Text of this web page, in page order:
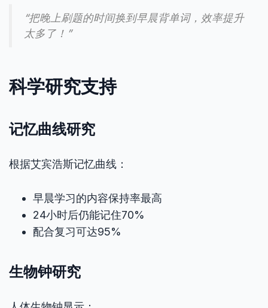
“把晚上刷题的时间换到早晨背单词，效率提升
太多了！”
科学研究支持
记忆曲线研究
根据艾宾浩斯记忆曲线：
早晨学习的内容保持率最高
24小时后仍能记住70%
配合复习可达95%
生物钟研究